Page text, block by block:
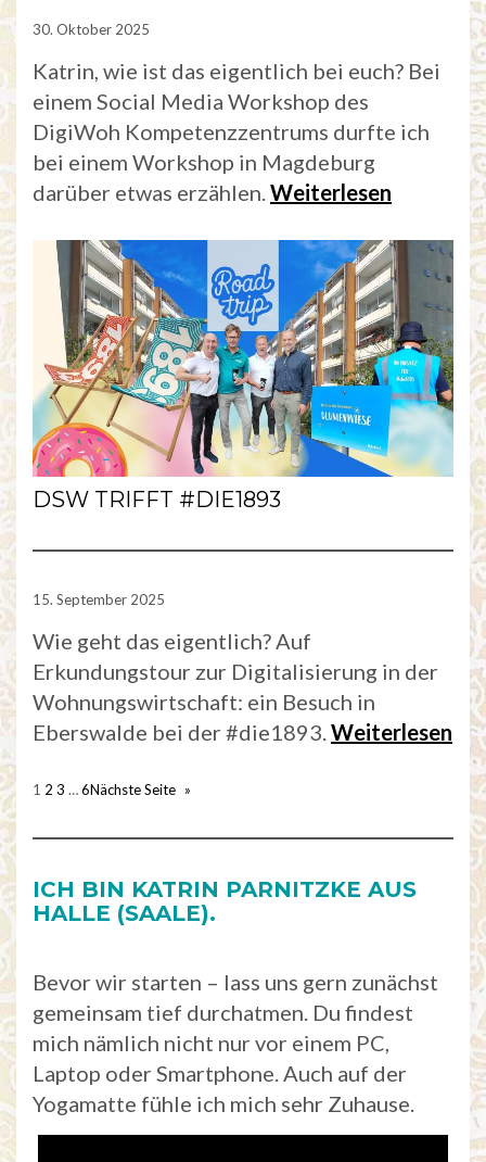
30. Oktober 2025
Katrin, wie ist das eigentlich bei euch? Bei
einem Social Media Workshop des
DigiWoh Kompetenzzentrums durfte ich
bei einem Workshop in Magdeburg
darüber etwas erzählen. Weiterlesen
DSW TRIFFT #DIE1893
15. September 2025
Wie geht das eigentlich? Auf
Erkundungstour zur Digitalisierung in der
Wohnungswirtschaft: ein Besuch in
Eberswalde bei der #die1893.Weiterlesen
1 2 3 …6Nächste Seite »
ICH BIN KATRIN PARNITZKE AUS
HALLE (SAALE).
Bevor wir starten – lass uns gern zunächst
gemeinsam tief durchatmen. Du findest
mich nämlich nicht nur vor einem PC,
Laptop oder Smartphone. Auch auf der
Yogamatte fühle ich mich sehr Zuhause.